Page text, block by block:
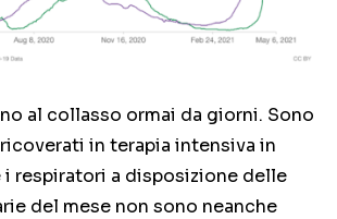
al collasso ormai da giorni. Sono
in terapia intensiva in
respiratori a disposizione delle
del mese non sono neanche